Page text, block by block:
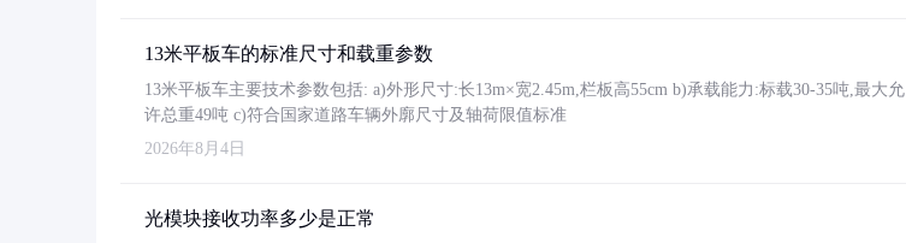
13米平板车的标准尺寸和载重参数
13米平板车主要技术参数包括: a)外形尺寸:长13m×宽2.45m,栏板高55cm b)承载能力:标载30-35吨,最大允
许总重49吨 c)符合国家道路车辆外廓尺寸及轴荷限值标准
2026年8月4日
光模块接收功率多少是正常